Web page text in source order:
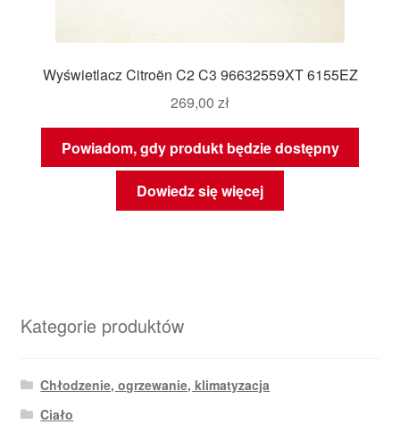
Wyświetlacz Citroën C2 C3 96632559XT 6155EZ
269,00 zł
Powiadom, gdy produkt będzie dostępny
Dowiedz się więcej
Kategorie produktów
Chłodzenie, ogrzewanie, klimatyzacja
Ciało